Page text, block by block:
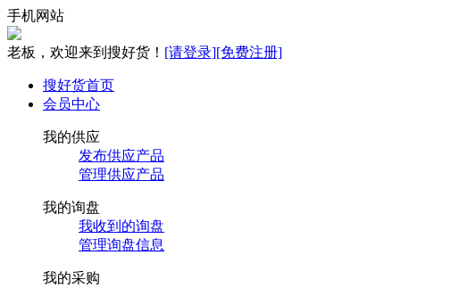
手机网站
老板，欢迎来到搜好货！ [请登录][免费注册]
搜好货首页
会员中心
我的供应
发布供应产品
管理供应产品
我的询盘
我收到的询盘
管理询盘信息
我的采购